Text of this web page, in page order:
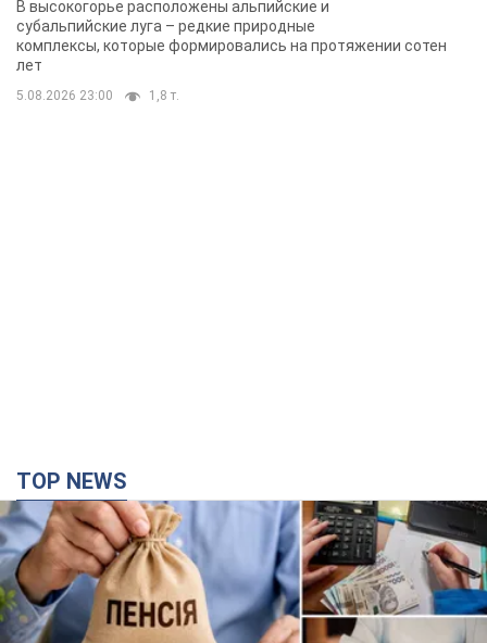
В высокогорье расположены альпийские и
субальпийские луга – редкие природные
комплексы, которые формировались на протяжении сотен
лет
5.08.2026 23:00 1,8 т.
TOP NEWS